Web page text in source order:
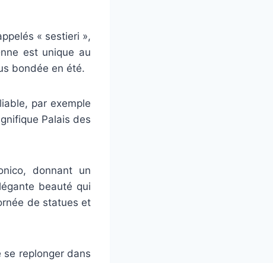
« sestieri »,
est unique au
bondée en été.
par exemple
Palais des
donnant un
beauté qui
de statues et
se replonger dans